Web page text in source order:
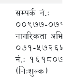
सम्पर्क नं.:
००९७७-०७१-
नागरिकता
०७१-५७२६५८
नं.:
(नि:शुल्क)